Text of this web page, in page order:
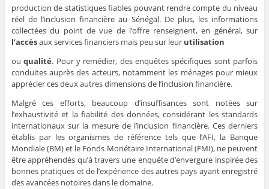
production de statistiques fiables pouvant rendre compte du niveau
réel de l’inclusion financière au Sénégal. De plus, les informations
collectées du point de vue de l’offre renseignent, en général, sur
l’accèsaux services financiers mais peu sur leur utilisation
ouqualité. Pour y remédier, des enquêtes spécifiques sont parfois
conduites auprès des acteurs, notamment les ménages pour mieux
apprécier ces deux autres dimensions de l’inclusion financière.
Malgré ces efforts, beaucoup d’insuffisances sont notées sur
l’exhaustivité et la fiabilité des données, considérant les standards
internationaux sur la mesure de l’inclusion financière. Ces derniers
établis par les organismes de référence tels que l’AFI, la Banque
Mondiale (BM) et le Fonds Monétaire International (FMI), ne peuvent
être appréhendés qu’à travers une enquête d’envergure inspirée des
bonnes pratiques et de l’expérience des autres pays ayant enregistré
des avancées notoires dans le domaine.